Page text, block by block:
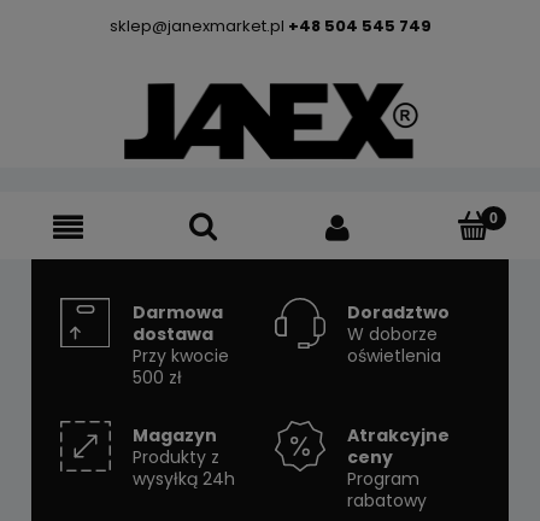
sklep@janexmarket.pl +48 504 545 749
Darmowa
dostawa
Przy kwocie
500 zł
Doradztwo
W doborze
oświetlenia
Magazyn
Produkty z
wysyłką 24h
Atrakcyjne
ceny
Program
rabatowy